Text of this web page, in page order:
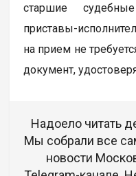
старшие
приставы-
на прием не
документ,
Надоело читать
Мы собрали все
новости